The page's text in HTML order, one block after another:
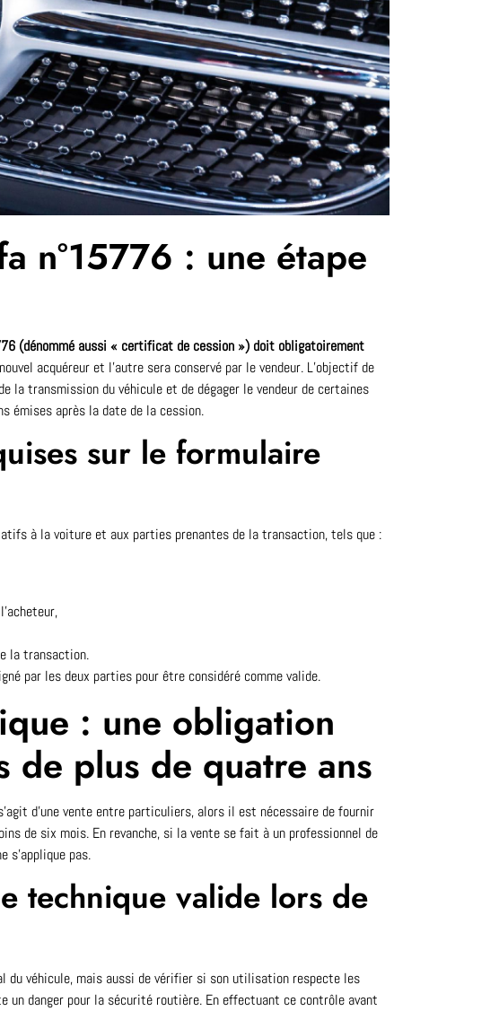
n°15776 : une étape
(dénommé aussi « certificat de cession ») doit obligatoirement
acquéreur et l’autre sera conservé par le vendeur. L’objectif de
la transmission du véhicule et de dégager le vendeur de certaines
émises après la date de la cession.
sur le formulaire
à la voiture et aux parties prenantes de la transaction, tels que :
la transaction.
par les deux parties pour être considéré comme valide.
: une obligation
de plus de quatre ans
d’une vente entre particuliers, alors il est nécessaire de fournir
de six mois. En revanche, si la vente se fait à un professionnel de
s’applique pas.
technique valide lors de
du véhicule, mais aussi de vérifier si son utilisation respecte les
un danger pour la sécurité routière. En effectuant ce contrôle avant